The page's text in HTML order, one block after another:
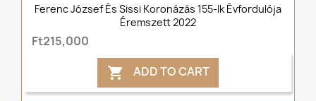
Ferenc József És Sissi Koronázás 155-Ik Évfordulója
Éremszett 2022
Ft215,000
 ADD TO CART